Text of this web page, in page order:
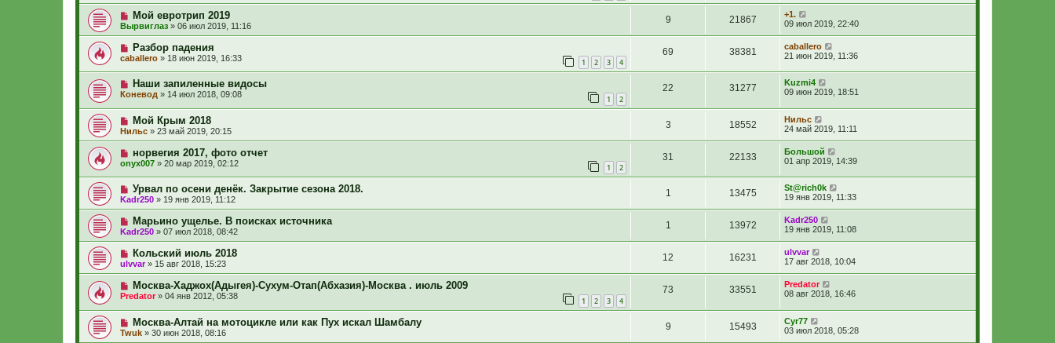
Мой евротрип 2019
Вырвиглаз » 06 июл 2019, 11:16
9 21867
+1.
09 июл 2019, 22:40
Разбор падения
caballero » 18 июн 2019, 16:33 1 2 3 4
69 38381
caballero
21 июн 2019, 11:36
Наши запиленные видосы
Коневод » 14 июл 2018, 09:08 1 2
22 31277
Kuzmi4
09 июн 2019, 18:51
Мой Крым 2018
Нильс » 23 май 2019, 20:15
3 18552
Нильс
24 май 2019, 11:11
норвегия 2017, фото отчет
onyx007 » 20 мар 2019, 02:12 1 2
31 22133
Большой
01 апр 2019, 14:39
Урвал по осени денёк. Закрытие сезона 2018.
Kadr250 » 19 янв 2019, 11:12
1 13475
St@rich0k
19 янв 2019, 11:33
Марьино ущелье. В поисках источника
Kadr250 » 07 июл 2018, 08:42
1 13972
Kadr250
19 янв 2019, 11:08
Кольский июль 2018
ulvvar» 15 авг 2018, 15:23
12 16231
ulvvar
17 авг 2018, 10:04
Москва-Хаджох(Адыгея)-Сухум-Отап(Абхазия)-Москва . июль 2009
Predator» 04 янв 2012, 05:38 1 2 3 4
73 33551
Predator
08 авг 2018, 16:46
Москва-Алтай на мотоцикле или как Пух искал Шамбалу
Twuk » 30 июн 2018, 08:16
9 15493
Cyr77
03 июл 2018, 05:28